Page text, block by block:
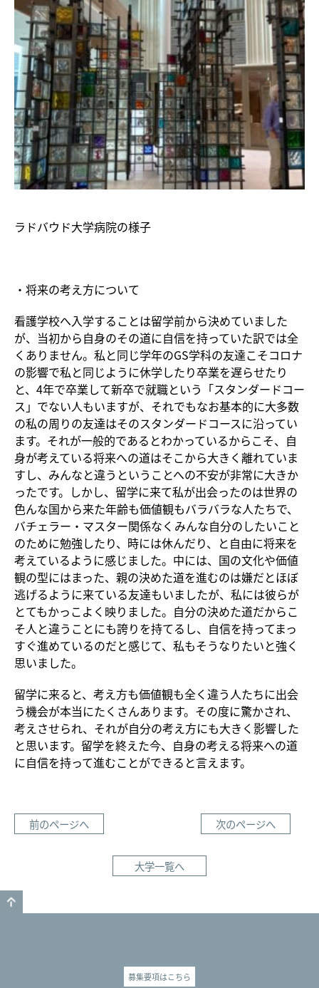
ラドバウド大学病院の様子
・将来の考え方について
看護学校へ入学することは留学前から決めていました
が、当初から自身のその道に自信を持っていた訳では全
くありません。私と同じ学年のGS学科の友達こそコロナ
の影響で私と同じように休学したり卒業を遅らせたり
と、4年で卒業して新卒で就職という「スタンダードコー
ス」でない人もいますが、それでもなお基本的に大多数
の私の周りの友達はそのスタンダードコースに沿ってい
ます。それが一般的であるとわかっているからこそ、自
身が考えている将来への道はそこから大きく離れていま
すし、みんなと違うということへの不安が非常に大きか
ったです。しかし、留学に来て私が出会ったのは世界の
色んな国から来た年齢も価値観もバラバラな人たちで、
バチェラー・マスター関係なくみんな自分のしたいこと
のために勉強したり、時には休んだり、と自由に将来を
考えているように感じました。中には、国の文化や価値
観の型にはまった、親の決めた道を進むのは嫌だとほぼ
逃げるように来ている友達もいましたが、私には彼らが
とてもかっこよく映りました。自分の決めた道だからこ
そ人と違うことにも誇りを持てるし、自信を持ってまっ
すぐ進めているのだと感じて、私もそうなりたいと強く
思いました。
留学に来ると、考え方も価値観も全く違う人たちに出会
う機会が本当にたくさんあります。その度に驚かされ、
考えさせられ、それが自分の考え方にも大きく影響した
と思います。留学を終えた今、自身の考える将来への道
に自信を持って進むことができると言えます。
前のページへ 次のページへ
大学一覧へ
募集要項はこちら